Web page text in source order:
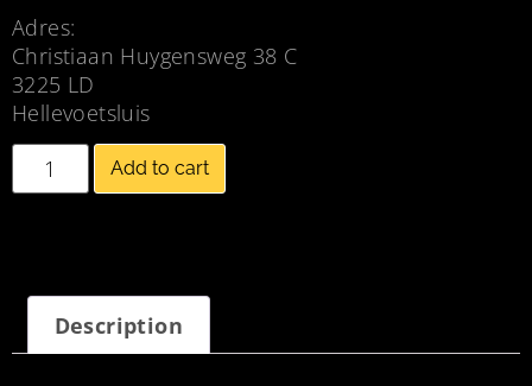
Adres:
Christiaan Huygensweg 38 C
3225 LD
Hellevoetsluis
Add to cart
Description